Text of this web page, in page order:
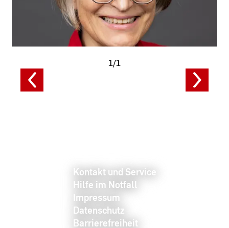
1/1
Kontakt und Service
Hilfe im Notfall
Impressum
Datenschutz
Barrierefreiheit